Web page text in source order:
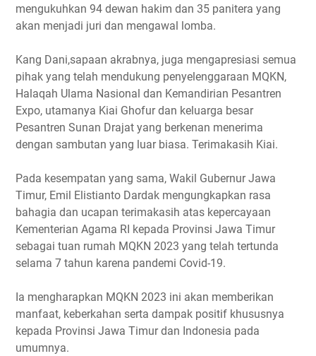
mengukuhkan 94 dewan hakim dan 35 panitera yang
akan menjadi juri dan mengawal lomba.
Kang Dani,sapaan akrabnya, juga mengapresiasi semua
pihak yang telah mendukung penyelenggaraan MQKN,
Halaqah Ulama Nasional dan Kemandirian Pesantren
Expo, utamanya Kiai Ghofur dan keluarga besar
Pesantren Sunan Drajat yang berkenan menerima
dengan sambutan yang luar biasa. Terimakasih Kiai.
Pada kesempatan yang sama, Wakil Gubernur Jawa
Timur, Emil Elistianto Dardak mengungkapkan rasa
bahagia dan ucapan terimakasih atas kepercayaan
Kementerian Agama RI kepada Provinsi Jawa Timur
sebagai tuan rumah MQKN 2023 yang telah tertunda
selama 7 tahun karena pandemi Covid-19.
Ia mengharapkan MQKN 2023 ini akan memberikan
manfaat, keberkahan serta dampak positif khususnya
kepada Provinsi Jawa Timur dan Indonesia pada
umumnya.